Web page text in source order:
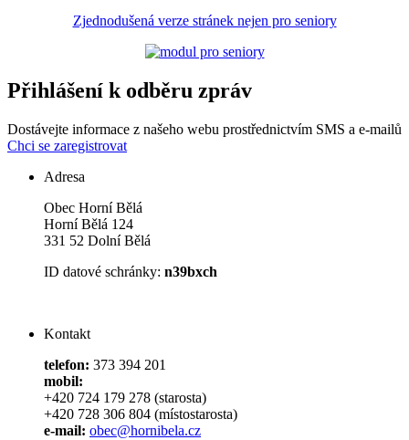
Zjednodušená verze stránek nejen pro seniory
Přihlášení k odběru zpráv
Dostávejte informace z našeho webu prostřednictvím SMS a e-mailů
Chci se zaregistrovat
Adresa
Obec Horní Bělá
Horní Bělá 124
331 52 Dolní Bělá
ID datové schránky: n39bxch
Kontakt
telefon: 373 394 201
mobil:
+420 724 179 278 (starosta)
+420 728 306 804 (místostarosta)
e-mail: obec@hornibela.cz